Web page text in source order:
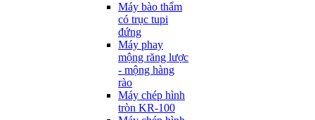
Máy bào thẩm
có trục tupi
đứng
Máy phay
mộng răng lược
- mộng hàng
rào
Máy chép hình
tròn KR-100